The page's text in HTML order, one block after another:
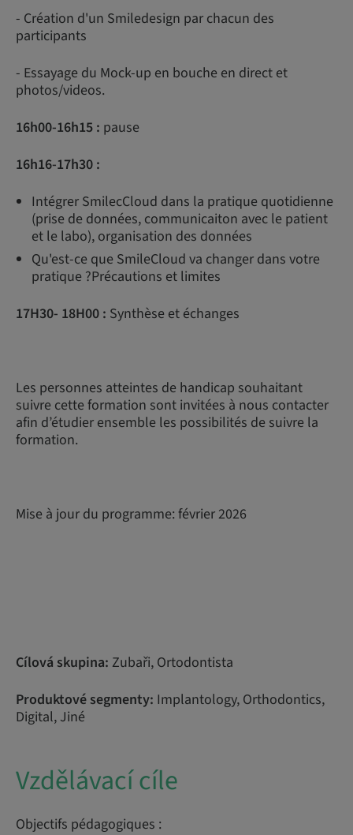
- Création d'un Smiledesign par chacun des
participants
- Essayage du Mock-up en bouche en direct et
photos/videos.
16h00-16h15 : pause
16h16-17h30 :
Intégrer SmilecCloud dans la pratique quotidienne
(prise de données, communicaiton avec le patient
et le labo), organisation des données
Qu'est-ce que SmileCloud va changer dans votre
pratique ?Précautions et limites
17H30- 18H00 : Synthèse et échanges
Les personnes atteintes de handicap souhaitant
suivre cette formation sont invitées à nous contacter
afin d’étudier ensemble les possibilités de suivre la
formation.
Mise à jour du programme: février 2026
Cílová skupina: Zubaři, Ortodontista
Produktové segmenty: Implantology, Orthodontics,
Digital, Jiné
Vzdělávací cíle
Objectifs pédagogiques :